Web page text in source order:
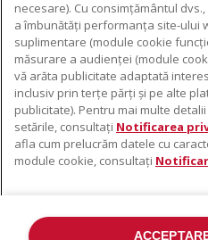
DESPRE KITCHENAID
Despre KitchenAid
Istoria mărcii
ODR
PRODUSELE NOASTRE
Electrocasnice mici
Accesorii pentru produse
SUPORT
De unde cumpărați
Localizator centre de service
Contacte
necesare). Cu consimțământul
a îmbunătăți performanța site-ului
suplimentare (module cookie
măsurare a audienței (module
vă arăta publicitate adaptată
inclusiv prin terțe părți și pe alte
publicitate). Pentru mai multe
setările, consultați Notificarea
afla cum prelucrăm datele cu
module cookie, consultați